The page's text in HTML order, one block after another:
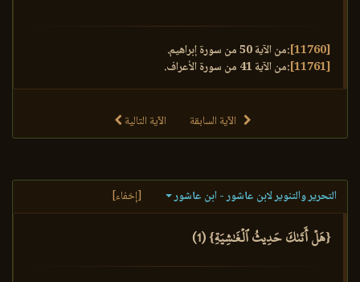
[11760]
:من الآية 50 من سورة إبراهيم.
[11761]
:من الآية 41 من سورة الأعراف.
الآية السابقة الآية التالية
التحرير والتنوير لابن عاشور - ابن عاشور [إخفاء]
{هَلۡ أَتَىٰكَ حَدِيثُ ٱلۡغَٰشِيَةِ} (1)